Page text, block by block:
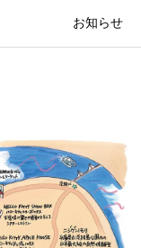
お知らせ